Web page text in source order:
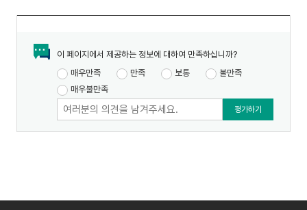
이 페이지에서 제공하는 정보에 대하여 만족하십니까?
매우만족
만족 보통
불만족
매우불만족
견